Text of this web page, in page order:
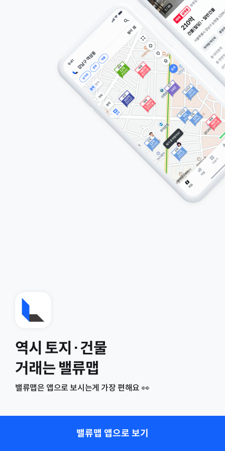
역시 토지·건물
거래는 밸류맵
밸류맵은 앱으로 보시는게 가장 편해요 👀
밸류맵 앱으로 보기